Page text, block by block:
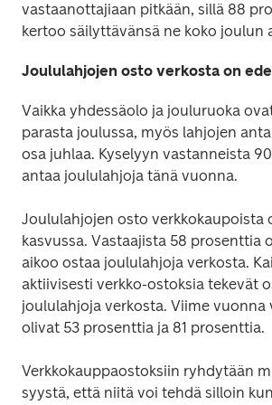
vastaanottajiaan pitkään, sillä 88
kertoo säilyttävänsä ne koko joulun
Joululahjojen osto verkosta on
Vaikka yhdessäolo ja jouluruoka
parasta joulussa, myös lahjojen
osa juhlaa. Kyselyyn vastanneista
antaa joululahjoja tänä vuonna.
Joululahjojen osto verkkokaupoista
kasvussa. Vastaajista 58 prosenttia
aikoo ostaa joululahjoja verkosta.
aktiivisesti verkko-ostoksia tekevät
joululahjoja verkosta. Viime
olivat 53 prosenttia ja 81 prosenttia.
Verkkokauppaostoksiin ryhdytään
syystä, että niitä voi tehdä silloin